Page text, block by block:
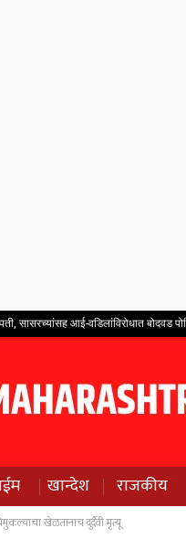
सासरच्यांसह आई-वडिलांविरोधात बोदवड
खान्देश राजकीय
खेळतानाच दुर्दैवी मृत्यू